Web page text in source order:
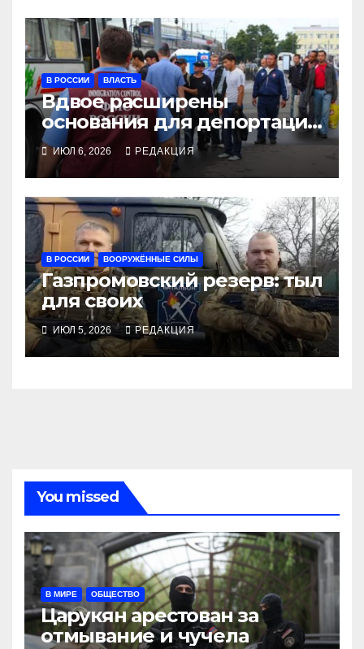
В РОССИИ ВЛАСТЬ
Вдвое расширены
основания для депортации
трудовых мигрантов
ИЮЛ 6, 2026 РЕДАКЦИЯ
В РОССИИ ВООРУЖЁННЫЕ СИЛЫ
Газпромовский резерв: тыл
для своих
ИЮЛ 5, 2026 РЕДАКЦИЯ
You missed
В МИРЕ ОБЩЕСТВО
Царукян арестован за
отмывание и чучела